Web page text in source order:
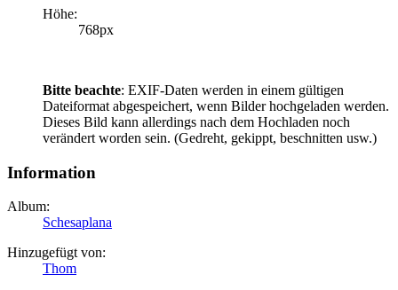
Höhe:
768px
Bitte beachte: EXIF-Daten werden in einem gültigen
Dateiformat abgespeichert, wenn Bilder hochgeladen werden.
Dieses Bild kann allerdings nach dem Hochladen noch
verändert worden sein. (Gedreht, gekippt, beschnitten usw.)
Information
Album:
Schesaplana
Hinzugefügt von:
Thom